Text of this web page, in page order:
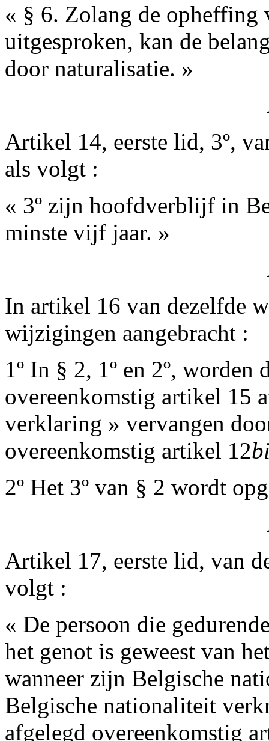
« § 6. Zolang de opheffing
uitgesproken, kan de
door naturalisatie. »
Artikel 14, eerste lid, 3º,
als volgt :
« 3º zijn hoofdverblijf in
minste vijf jaar. »
In artikel 16 van dezelfde
wijzigingen aangebracht :
1º In § 2, 1º en 2º, worden
overeenkomstig artikel 15
verklaring » vervangen
overeenkomstig artikel 12
2º Het 3º van § 2 wordt
Artikel 17, eerste lid, van
volgt :
« De persoon die
het genot is geweest van
wanneer zijn Belgische
Belgische nationaliteit
afgelegd overeenkomstig